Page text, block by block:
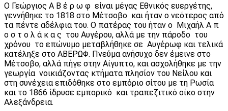
Ο Γεώργιος Α Β έ ρ ω φ είναι μέγας Εθνικός ευεργέτης,
γεννήθηκε το 1818 στο Μέτσοβο και ήταν ο νεότερος από
τα πέντε αδέλφια του. Ο πατέρας του ήταν ο Μιχαήλ Α π
ο σ τ ο λ ά κ α ς του Αυγέρου, αλλά με την πάροδο του
χρόνου το επώνυμο μεταβλήθηκε σε Αυγέρωφ και τελικά
κατέληξε στο ΑΒΕΡΩΦ. Πνεύμα ανήσυχο δεν έμεινε στο
Μέτσοβο, αλλά πήγε στην Αίγυπτο, και ασχολήθηκε με την
γεωργία νοικιάζοντας κτήματα πλησίον του Νείλου και
στη συνέχεια επιδόθηκε στο εμπόριο σίτου με τη Ρωσία
και το 1866 ίδρυσε εμπορικό και τραπεζιτικό οίκο στην
Αλεξάνδρεια.